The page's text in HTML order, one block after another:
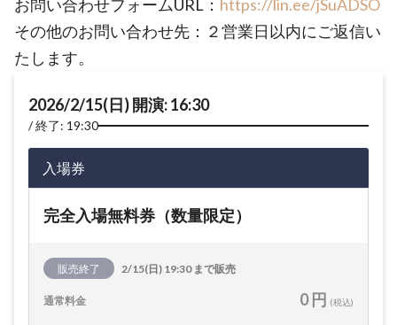
お問い合わせフォームURL： https://lin.ee/jSuADSO
その他のお問い合わせ先：２営業日以内にご返信い
たします。
2026/2/15(日) 開演: 16:30
終了: 19:30
入場券
完全入場無料券（数量限定）
販売終了 2/15(日) 19:30 まで販売
通常料金 0 円 (税込)